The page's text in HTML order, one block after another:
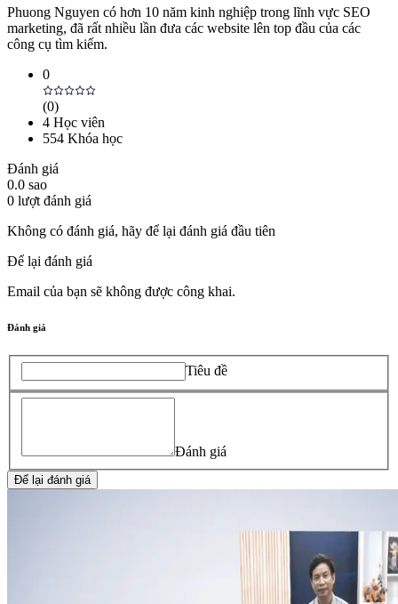
Phuong Nguyen có hơn 10 năm kinh nghiệp trong lĩnh vực SEO
marketing, đã rất nhiều lần đưa các website lên top đầu của các
công cụ tìm kiếm.
0
(0)
4 Học viên
554 Khóa học
Đánh giá
0.0 sao
0 lượt đánh giá
Không có đánh giá, hãy để lại đánh giá đầu tiên
Để lại đánh giá
Email của bạn sẽ không được công khai.
Đánh giá
Tiêu đề
Đánh giá
Để lại đánh giá